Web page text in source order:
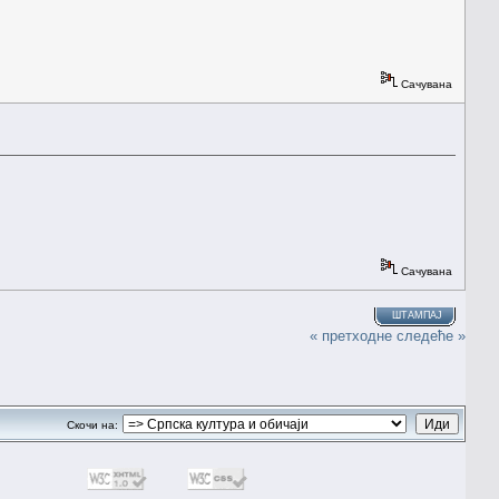
Сачувана
Сачувана
ШТАМПАЈ
« претходне следеће »
Скочи на: